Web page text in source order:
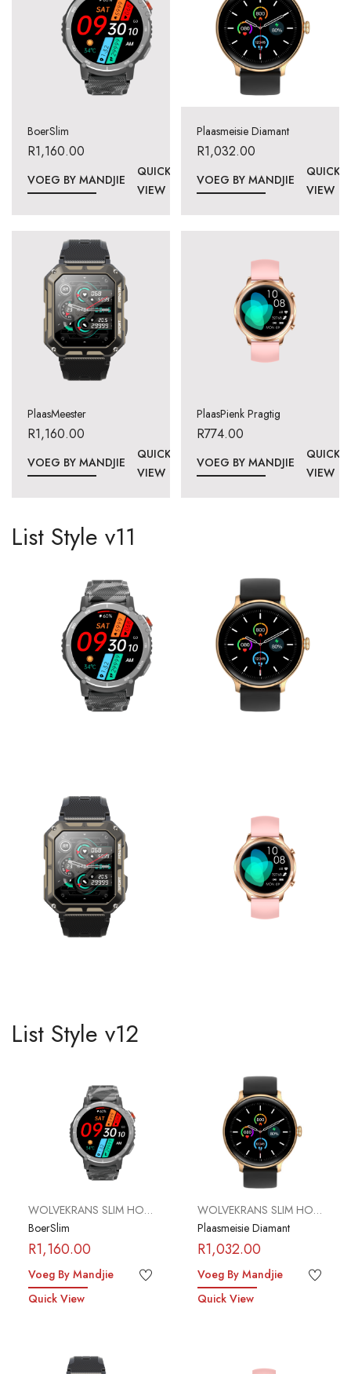
BoerSlim
R1,160.00
VOEG BY MANDJIE
QUICK
VIEW
Plaasmeisie Diamant
R1,032.00
VOEG BY MANDJIE
QUICK
VIEW
PlaasMeester
R1,160.00
VOEG BY MANDJIE
QUICK
VIEW
PlaasPienk Pragtig
R774.00
VOEG BY MANDJIE
QUICK
VIEW
List Style v11
List Style v12
WOLVEKRANS SLIM HORLOSIES
BoerSlim
R1,160.00
Voeg By Mandjie
Quick View
WOLVEKRANS SLIM HORLOSIES
Plaasmeisie Diamant
R1,032.00
Voeg By Mandjie
Quick View